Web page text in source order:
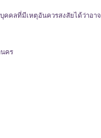
คคลที่มีเหตุอันควรสงสัยได้ว่าอาจ
คร